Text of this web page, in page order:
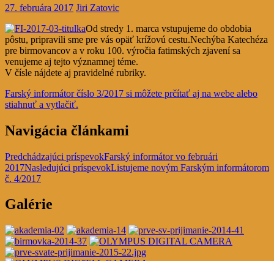
27. februára 2017 Jiri Zatovic
Od stredy 1. marca vstupujeme do obdobia
pôstu, pripravili sme pre vás opäť krížovú cestu.Nechýba Katechéza
pre birmovancov a v roku 100. výročia fatimských zjavení sa
venujeme aj tejto významnej téme.
V čísle nájdete aj pravidelné rubriky.
Farský informátor číslo 3/2017 si môžete prčítať aj na webe alebo
stiahnuť a vytlačiť.
Navigácia článkami
Predchádzajúci príspevokFarský informátor vo februári
2017Nasledujúci príspevokListujeme novým Farským informátorom
č. 4/2017
Galérie